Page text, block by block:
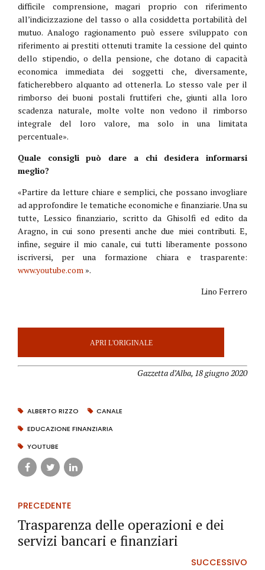
difficile comprensione, magari proprio con riferimento
all’indicizzazione del tasso o alla cosiddetta portabilità del
mutuo. Analogo ragionamento può essere sviluppato con
riferimento ai prestiti ottenuti tramite la cessione del quinto
dello stipendio, o della pensione, che dotano di capacità
economica immediata dei soggetti che, diversamente,
faticherebbero alquanto ad ottenerla. Lo stesso vale per il
rimborso dei buoni postali fruttiferi che, giunti alla loro
scadenza naturale, molte volte non vedono il rimborso
integrale del loro valore, ma solo in una limitata
percentuale».
Quale consigli può dare a chi desidera informarsi
meglio?
«Partire da letture chiare e semplici, che possano invogliare
ad approfondire le tematiche economiche e finanziarie. Una su
tutte, Lessico finanziario, scritto da Ghisolfi ed edito da
Aragno, in cui sono presenti anche due miei contributi. E,
infine, seguire il mio canale, cui tutti liberamente possono
iscriversi, per una formazione chiara e trasparente:
www.youtube.com ».
Lino Ferrero
APRI L'ORIGINALE
Gazzetta d’Alba, 18 giugno 2020
ALBERTO RIZZO
CANALE
EDUCAZIONE FINANZIARIA
YOUTUBE
PRECEDENTE
Trasparenza delle operazioni e dei
servizi bancari e finanziari
SUCCESSIVO